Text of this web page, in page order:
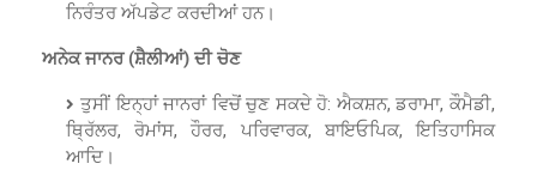
ਨਿਰੰਤਰ ਅੱਪਡੇਟ ਕਰਦੀਆਂ ਹਨ।
ਅਨੇਕ ਜਾਨਰ (ਸ਼ੈਲੀਆਂ) ਦੀ ਚੋਣ
ਤੁਸੀਂ ਇਨ੍ਹਾਂ ਜਾਨਰਾਂ ਵਿਚੋਂ ਚੁਣ ਸਕਦੇ ਹੋ: ਐਕਸ਼ਨ, ਡਰਾਮਾ, ਕੌਮੈਡੀ,
ਥ੍ਰਿੱਲਰ, ਰੋਮਾਂਸ, ਹੌਰਰ, ਪਰਿਵਾਰਕ, ਬਾਇਓਪਿਕ, ਇਤਿਹਾਸਿਕ
ਆਦਿ।